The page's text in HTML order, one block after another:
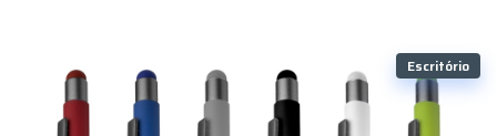
Escritório